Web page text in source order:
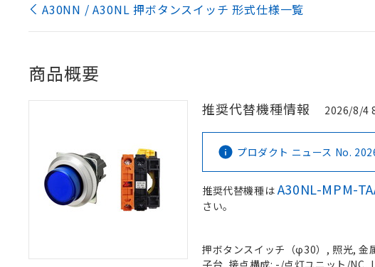
A30NN / A30NL 押ボタンスイッチ 形式仕様一覧
商品概要
推奨代替機種情報 2026/8/4
プロダクト ニュース No.
推奨代替機種はA30NL-MPM-
さい。
押ボタンスイッチ（φ30）, 照光, 金
子台, 接点構成: -/点灯ユニット/NC,